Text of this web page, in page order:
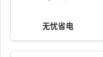
无忧省电